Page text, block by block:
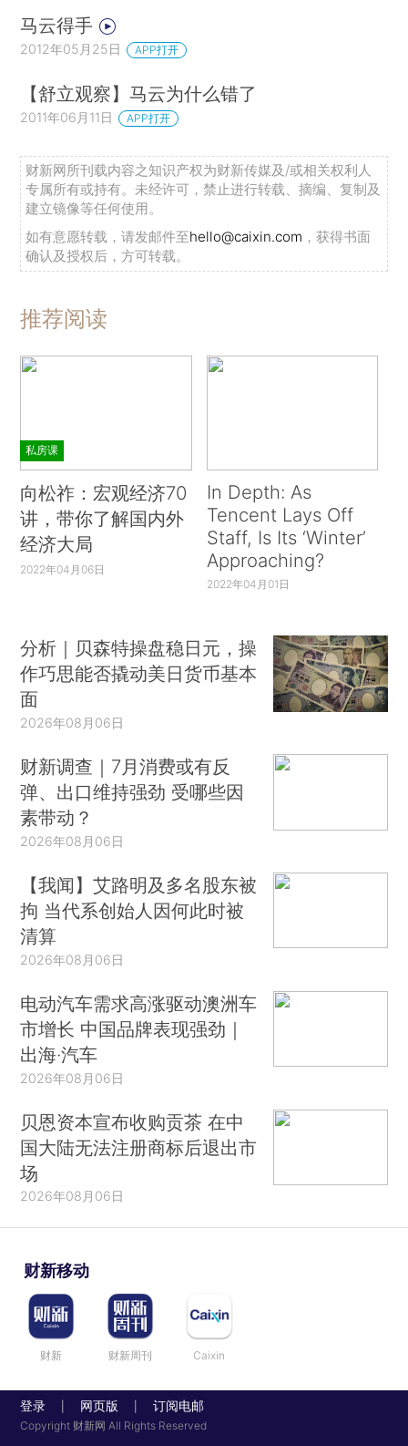
马云得手
2012年05月25日 APP打开
【舒立观察】马云为什么错了
2011年06月11日 APP打开
财新网所刊载内容之知识产权为财新传媒及/或相关权利人
专属所有或持有。未经许可，禁止进行转载、摘编、复制及
建立镜像等任何使用。
如有意愿转载，请发邮件至hello@caixin.com ，获得书面
确认及授权后，方可转载。
推荐阅读
私房课
向松祚：宏观经济70
讲，带你了解国内外
经济大局
2022年04月06日
In Depth: As
Tencent Lays Off
Staff, Is Its ‘Winter’
Approaching?
2022年04月01日
分析｜贝森特操盘稳日元，操
作巧思能否撬动美日货币基本
面
2026年08月06日
财新调查｜7月消费或有反
弹、出口维持强劲 受哪些因
素带动？
2026年08月06日
【我闻】艾路明及多名股东被
拘 当代系创始人因何此时被
清算
2026年08月06日
电动汽车需求高涨驱动澳洲车
市增长 中国品牌表现强劲｜
出海·汽车
2026年08月06日
贝恩资本宣布收购贡茶 在中
国大陆无法注册商标后退出市
场
2026年08月06日
财新移动
财新 财新周刊 Caixin
登录 网页版 订阅电邮
Copyright 财新网 All Rights Reserved